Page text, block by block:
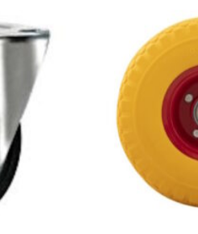
Toevoegen
aan
wenslijst